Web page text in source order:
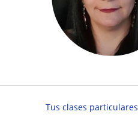
Tus clases particulares